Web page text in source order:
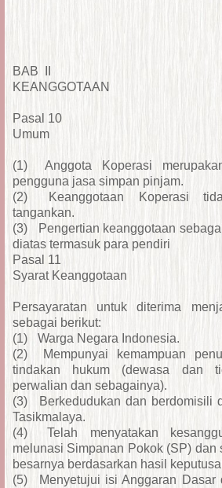
BAB II
KEANGGOTAAN
Pasal 10
Umum
(1)
Anggota Koperasi
pengguna jasa simpan pinjam.
(2)
Keanggotaan Koperasi
tangankan.
(3)
Pengertian keanggotaan
diatas termasuk para pendiri
Pasal 11
Syarat Keanggotaan
Persayaratan untuk diterima
sebagai berikut:
(1)
Warga Negara Indonesia.
(2)
Mempunyai kemampuan
tindakan hukum (dewasa dan
perwalian dan sebagainya).
(3)
Berkedudukan dan berdomisili
Tasikmalaya.
(4)
Telah menyatakan
melunasi Simpanan Pokok (SP) dan
besarnya berdasarkan hasil
(5)
Menyetujui isi Anggaran Dasar